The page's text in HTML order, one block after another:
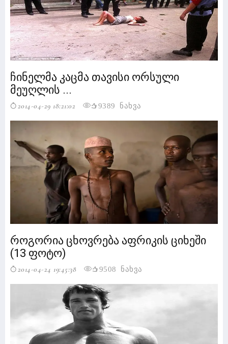
ჩინელმა კაცმა თავისი ორსული
მეუღლის ...
2014-04-29 18:21:02 9389 ნახვა
როგორია ცხოვრება აფრიკის ციხეში
(13 ფოტო)
2014-04-24 19:45:38 9508 ნახვა